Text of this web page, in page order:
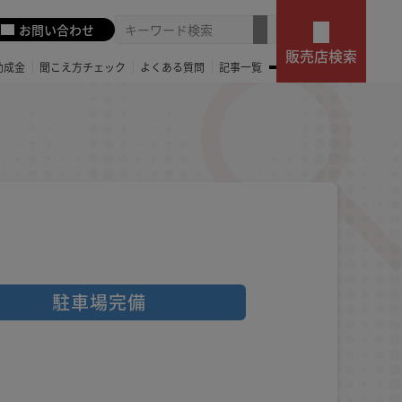
お問い合わせ
成金 聞こえ方チェック よくある質問 記事一覧
販売店検索
駐車場完備